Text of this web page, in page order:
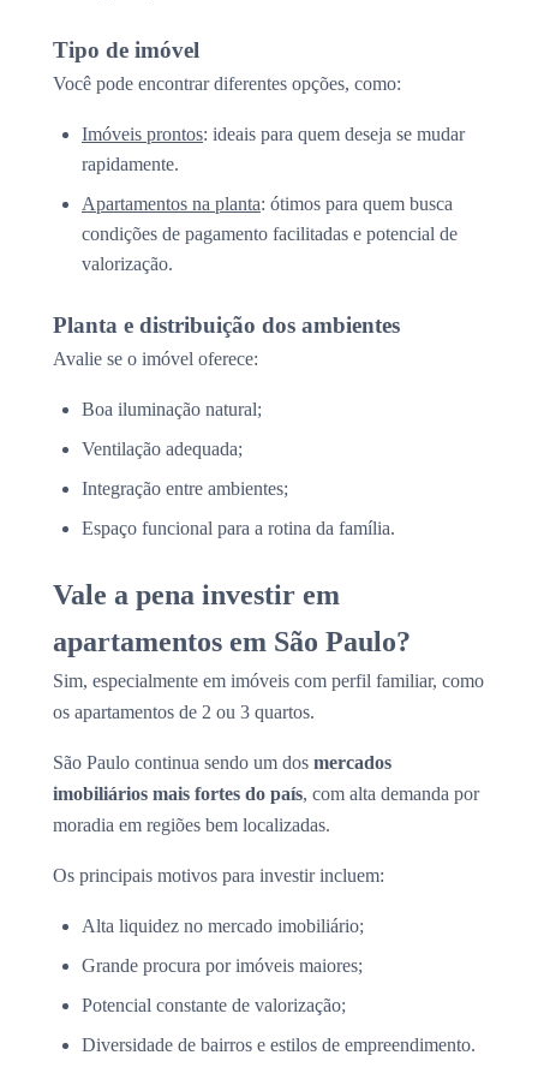
Tipo de imóvel
Você pode encontrar diferentes opções, como:
Imóveis prontos: ideais para quem deseja se mudar
rapidamente.
Apartamentos na planta: ótimos para quem busca
condições de pagamento facilitadas e potencial de
valorização.
Planta e distribuição dos ambientes
Avalie se o imóvel oferece:
Boa iluminação natural;
Ventilação adequada;
Integração entre ambientes;
Espaço funcional para a rotina da família.
Vale a pena investir em
apartamentos em São Paulo?
Sim, especialmente em imóveis com perfil familiar, como
os apartamentos de 2 ou 3 quartos.
São Paulo continua sendo um dos mercados
imobiliários mais fortes do país, com alta demanda por
moradia em regiões bem localizadas.
Os principais motivos para investir incluem:
Alta liquidez no mercado imobiliário;
Grande procura por imóveis maiores;
Potencial constante de valorização;
Diversidade de bairros e estilos de empreendimento.